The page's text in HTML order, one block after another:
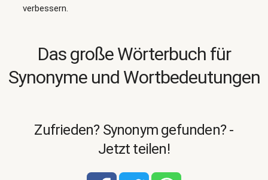
verbessern.
Das große Wörterbuch für
Synonyme und Wortbedeutungen
Zufrieden? Synonym gefunden? -
Jetzt teilen!